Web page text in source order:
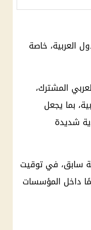
العربية، خاصة
المشترك،
بما يجعل
شديدة
سابق، في توقيت
داخل المؤسسات